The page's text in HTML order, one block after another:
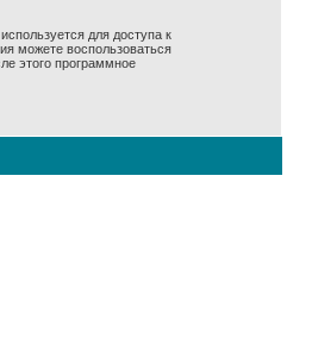
для доступа к
можете воспользоваться
этого программное